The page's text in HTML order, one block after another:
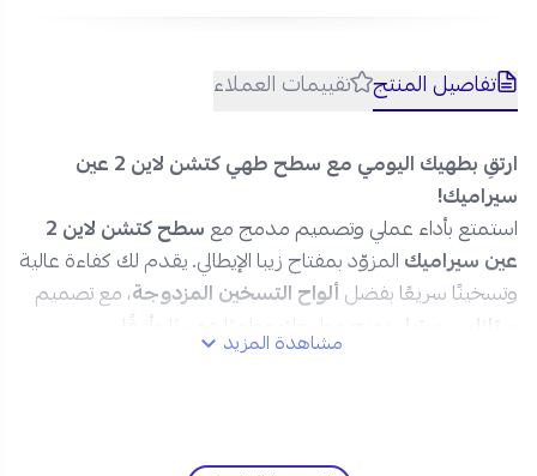
تفاصيل المنتج تقييمات العملاء
ارتقِ بطهيك اليومي مع سطح طهي كتشن لاين 2 عين
سيراميك!
استمتع بأداء عملي وتصميم مدمج مع
سطح كتشن لاين 2
عين سيراميكالمزوّد بمفتاح زيبا الإيطالي. يقدم لك كفاءة عالية
وتسخينًا سريعًا بفضلألواح التسخين المزدوجة، مع تصميم
يمنح مطبخك مظهرًا عصريًا وأنيقًا.
مشاهدة المزيد